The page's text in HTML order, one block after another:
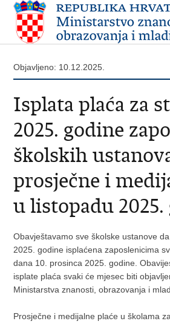
Objavljeno: 10.12.2025.
Isplata plaća za
2025. godine
školskih
prosječne i
u listopadu 2025.
Obavještavamo sve školske ustanove
2025. godine isplaćena zaposlenicima
dana 10. prosinca 2025. godine.
isplate plaća svaki će mjesec biti
Ministarstva znanosti, obrazovanja i
Prosječne i medijalne plaće u školama